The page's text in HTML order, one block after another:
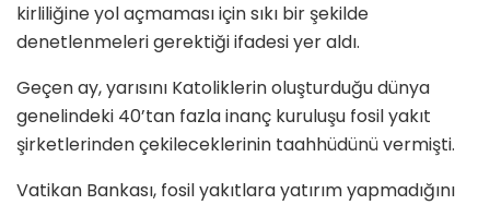
kirliliğine yol açmaması için sıkı bir şekilde
denetlenmeleri gerektiği ifadesi yer aldı.
Geçen ay, yarısını Katoliklerin oluşturduğu dünya
genelindeki 40’tan fazla inanç kuruluşu fosil yakıt
şirketlerinden çekileceklerinin taahhüdünü vermişti.
Vatikan Bankası, fosil yakıtlara yatırım yapmadığını